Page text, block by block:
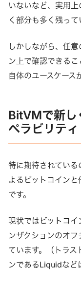
いないなど、実用
く部分も多く残って
しかしながら、任
ン上で確認できる
自体のユースケース
BitVMで新し
ペラビリティ
特に期待されてい
よるビットコイン
です。
現状ではビットコ
ンザクションのオ
ています。（トラ
ンであるLiquidなど